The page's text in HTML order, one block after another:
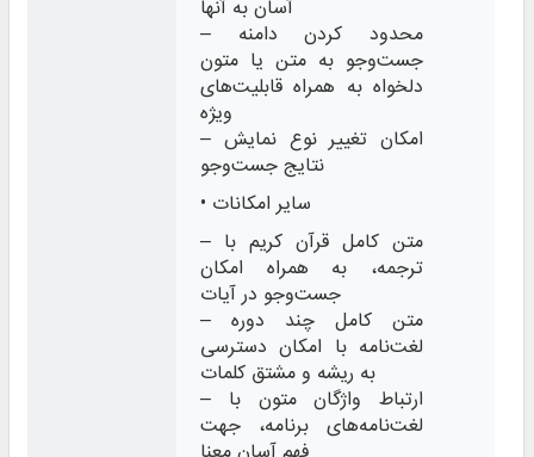
– محدود کردن دامنه
جست‌وجو به متن یا متون
دلخواه به همراه قابلیت‌های
– امکان تغییر نوع نمایش
نتایج جست‌وجو
• سایر امکانات
– متن کامل قرآن کریم با
ترجمه، به همراه امکان
– متن کامل چند دوره
لغت‌نامه با امکان دسترسی
به ریشه و مشتق کلمات
– ارتباط واژگان متون با
لغت‌نامه‌های برنامه، جهت